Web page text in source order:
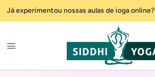
Já experimentou nossas aulas de ioga online?